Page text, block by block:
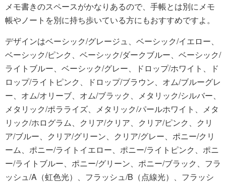
メモ書きのスペースがかなりあるので、手帳とは別にメモ
帳やノートを別に持ち歩いている方にもおすすめですよ。
デザインはベーシック/グレージュ、ベーシック/イエロー、
ベーシック/ピンク、ベーシック/ダークブルー、ベーシック/
ライトブルー、ベーシック/グレー、ドロップ/ホワイト、ド
ロップ/ライトピンク、ドロップ/ブラウン、オム/ブルーグレ
ー、オム/オリーブ、オム/ブラック、メタリック/シルバー、
メタリック/ポラライズ、メタリック/パールホワイト、メタ
リック/ホログラム、クリア/クリア、クリア/ピンク、クリ
ア/ブルー、クリア/グリーン、クリア/グレー、ポニー/クリ
ーム、ポニー/ライトイエロー、ポニー/ライトピンク、ポニ
ー/ライトブルー、ポニー/グリーン、ポニー/ブラック、フラ
ッシュ/A（虹色光）、フラッシュ/B（点線光）、フラッシ